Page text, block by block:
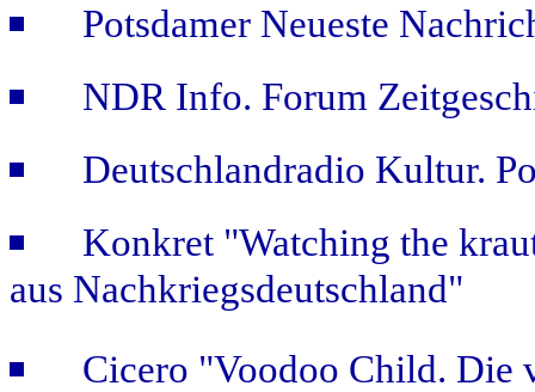
Potsdamer Neueste
NDR Info. Forum
Deutschlandradio Kultur.
Konkret "Watching the
aus Nachkriegsdeutschland"
Cicero "Voodoo Child. Die